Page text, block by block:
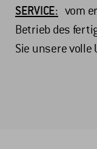
SERVICE: vom
Betrieb des
Sie unsere